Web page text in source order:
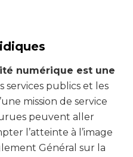
numérique est une
services publics et les
mission de service
peuvent aller
l’atteinte à l’image
Général sur la